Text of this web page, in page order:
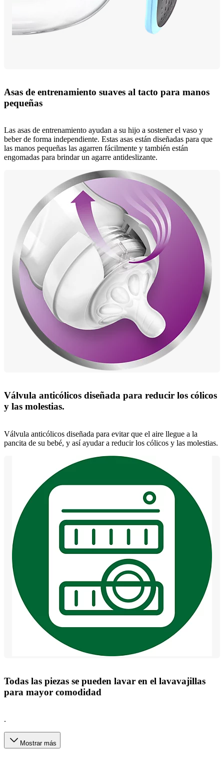
Asas de entrenamiento suaves al tacto para manos
pequeñas
Las asas de entrenamiento ayudan a su hijo a sostener el vaso y
beber de forma independiente. Estas asas están diseñadas para que
las manos pequeñas las agarren fácilmente y también están
engomadas para brindar un agarre antideslizante.
Válvula anticólicos diseñada para reducir los cólicos
y las molestias.
Válvula anticólicos diseñada para evitar que el aire llegue a la
pancita de su bebé, y así ayudar a reducir los cólicos y las molestias.
Todas las piezas se pueden lavar en el lavavajillas
para mayor comodidad
.
Mostrar más